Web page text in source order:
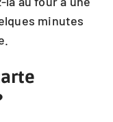
minutes